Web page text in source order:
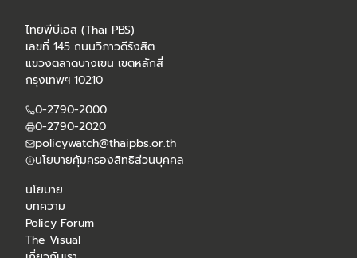
ไทยพีบีเอส (Thai PBS)
เลขที่ 145 ถนนวิภาวดีรังสิต
แขวงตลาดบางเขน เขตหลักสี่
กรุงเทพฯ 10210
0-2790-2000
0-2790-2020
policywatch@thaipbs.or.th
นโยบายคุ้มครองสิทธิส่วนบุคคล
นโยบาย
บทความ
Policy Forum
The Visual